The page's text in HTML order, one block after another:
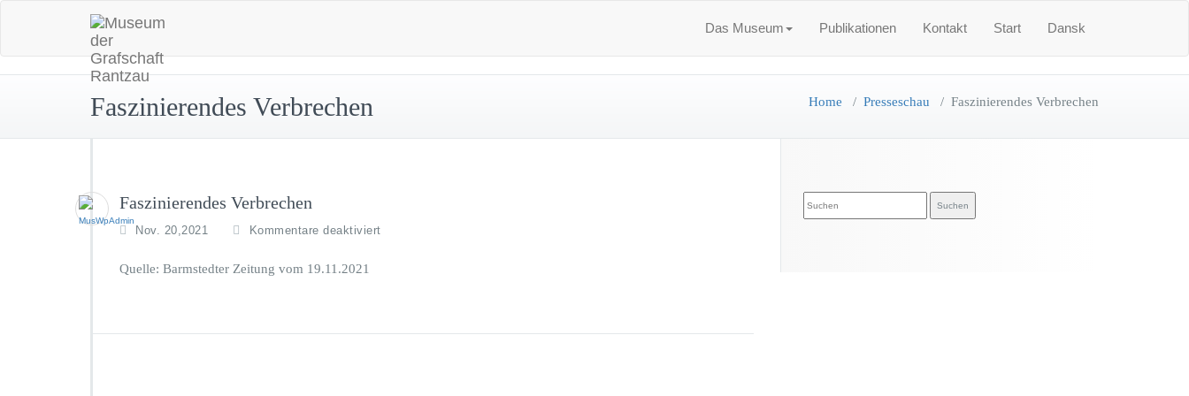
content
Das Museum Publikationen Kontakt Start Dansk
Faszinierendes Verbrechen Home / Presseschau / Faszinierendes Verbrechen
Faszinierendes Verbrechen
Nov. 20,2021 Kommentare deaktiviert
Quelle: Barmstedter Zeitung vom 19.11.2021